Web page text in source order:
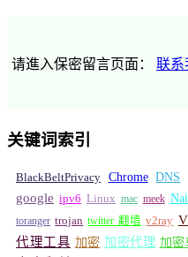
请進入保密留言页面： 联系
关键词索引
BlackBeltPrivacy Chrome DNS
google ipv6 Linux mac meek
toranger trojan twitter 翻墙 v2ray
代理工具 加密 加密代理 加密